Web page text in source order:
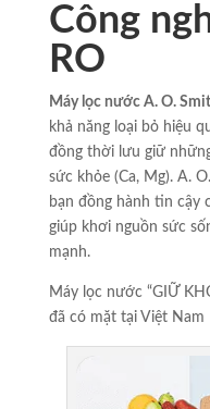
Công
RO
Máy lọc nước A. O.
khả năng loại bỏ hiệu
đồng thời lưu giữ
sức khỏe (Ca, Mg). A.
bạn đồng hành tin cậy
giúp khơi nguồn sức
mạnh.
Máy lọc nước “GIỮ
đã có mặt tại Việt Nam